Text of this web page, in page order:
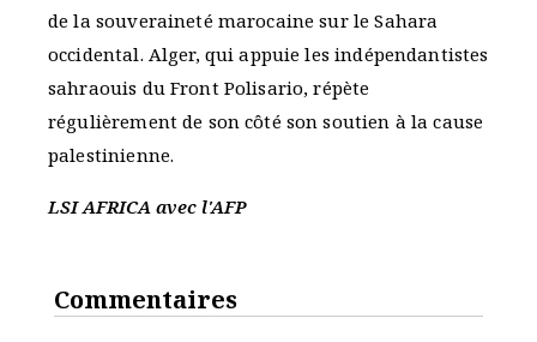
de la souveraineté marocaine sur le Sahara
occidental. Alger, qui appuie les indépendantistes
sahraouis du Front Polisario, répète
régulièrement de son côté son soutien à la cause
palestinienne.
LSI AFRICA avec l'AFP
Commentaires